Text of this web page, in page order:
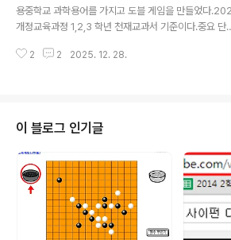
용중학교 과학용어를 가지고 도블 게임을 만들었다
개정교육과정 1,2,3 학년 천재교과서 기준이다.중요 단
도 큰 문제는 없다.아래 링크에서 실행하면 된다. 1학년 과
ncej.cafe24.com/html5/dobble/
중2과학 도블 게임 sciencej.cafe24.com 3학년 과학
용어 보들 게임https://sciencej.cafe24.com/
dobble/studydob3.html 중3..
2 2 2025. 12. 28.
이 블로그 인기글